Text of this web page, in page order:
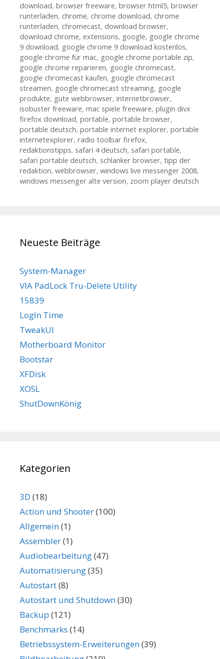
download, browser freeware, browser html5, browser
runterladen, chrome, chrome download, chrome
runterladen, chromecast, download browser,
download chrome, extensions, google, google chrome
9 download, google chrome 9 download kostenlos,
google chrome für mac, google chrome portable zip,
google chrome reparieren, google chromecast,
google chromecast kaufen, google chromecast
streamen, google chromecast streaming, google
produkte, gute webbrowser, internetbrowser,
isobuster freeware, mac spiele freeware, plugin divx
firefox download, portable, portable browser,
portable deutsch, portable internet explorer, portable
internetexplorer, radio toolbar firefox,
redaktionstipps, safari 4 deutsch, safari portable,
safari portable deutsch, schlanker browser, tipp der
redaktion, webbrowser, windows live messenger 2008,
windows messenger alte version, zoom player deutsch
Neueste Beiträge
System-Manager
VIA PadLock Tru-Delete Utility
15839
LogIn Time
TweakUI
Motherboard Monitor
Bootstar
XFDisk
XOSL
ShutDownKönig
Kategorien
3D (18)
Action und Shooter(100)
Allgemein(1)
Assembler(1)
Audiobearbeitung(47)
Automatisierung(35)
Autostart(8)
Autostart und Shutdown(30)
Backup (121)
Benchmarks (14)
Betriebssystem-Erweiterungen(39)